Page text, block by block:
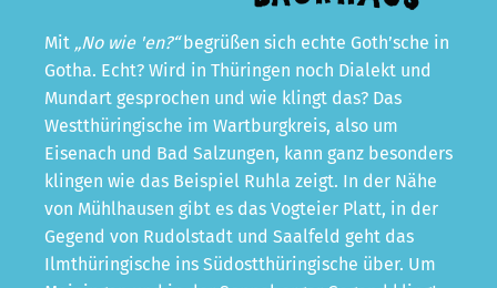
Mit „No wie 'en?“begrüßen sich echte Goth’sche in
Gotha. Echt? Wird in Thüringen noch Dialekt und
Mundart gesprochen und wie klingt das? Das
Westthüringische im Wartburgkreis, also um
Eisenach und Bad Salzungen, kann ganz besonders
klingen wie das Beispiel Ruhla zeigt. In der Nähe
von Mühlhausen gibt es das Vogteier Platt, in der
Gegend von Rudolstadt und Saalfeld geht das
Ilmthüringische ins Südostthüringische über. Um